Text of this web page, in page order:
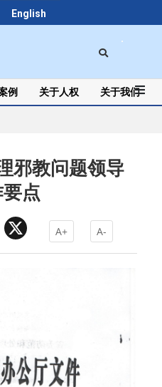
English
例 关于人权 关于我们
邪教问题领导
点
Facebook A+ A-